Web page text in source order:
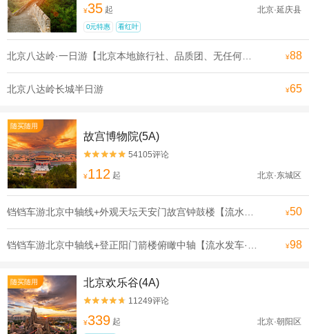
¥35 起 北京·延庆县
0元特惠 看红叶
¥88
北京八达岭长城半日游 ¥65
随买随用
故宫博物院(5A)

 54105评论
¥112 起 北京·东城区
¥50
¥98
随买随用 北京欢乐谷(4A)

 11249评论
¥339 起 北京·朝阳区